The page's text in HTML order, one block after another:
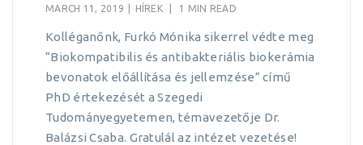
MARCH 11, 2019 HÍREK 1 MIN READ
Kolléganőnk, Furkó Mónika sikerrel védte meg
“Biokompatibilis és antibakteriális biokerámia
bevonatok előállítása és jellemzése” című
PhD értekezését a Szegedi
Tudományegyetemen, témavezetője Dr.
Balázsi Csaba. Gratulál az intézet vezetése!